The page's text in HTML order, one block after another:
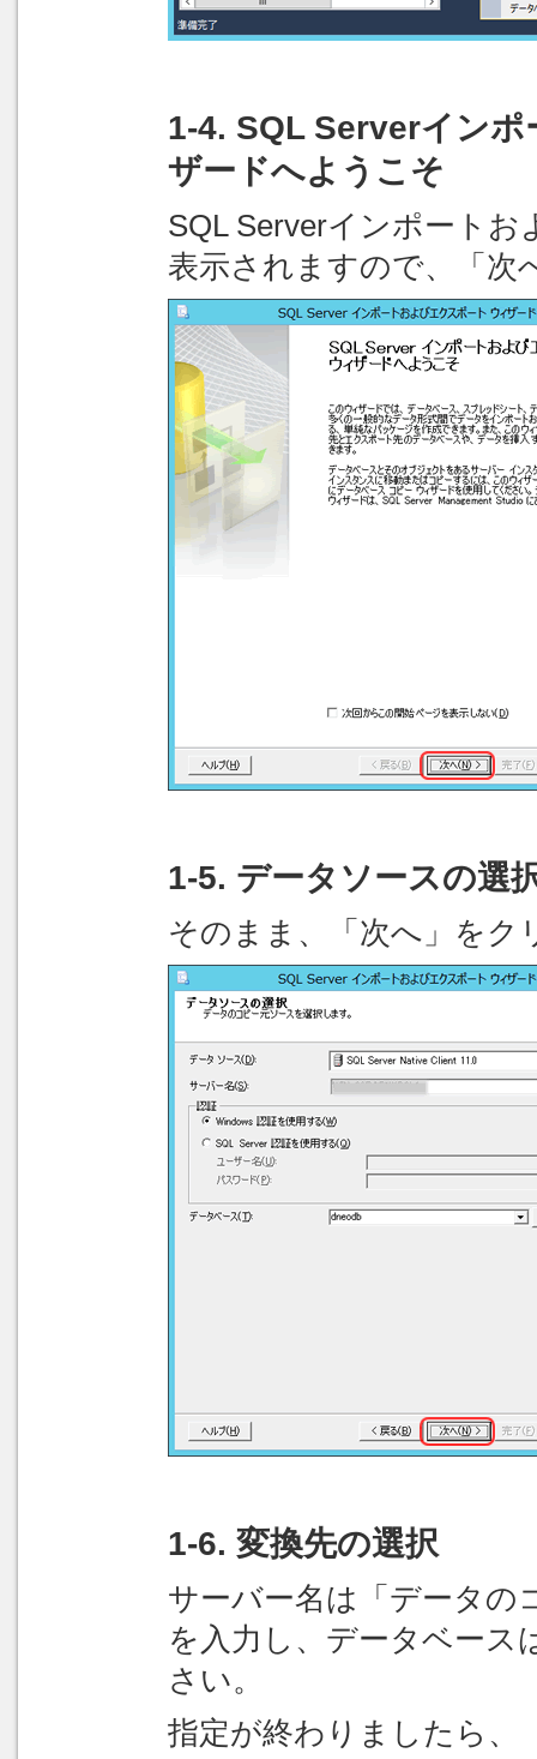
1-4. SQL Serverイン
ザードへようこそ
SQL Serverインポート
表示されますので、「次
1-5. データソースの選
そのまま、「次へ」をク
1-6. 変換先の選択
サーバー名は「データの
を入力し、データベース
さい。
指定が終わりましたら、